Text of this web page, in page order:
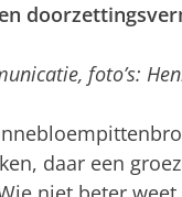
foto’s:
daar een